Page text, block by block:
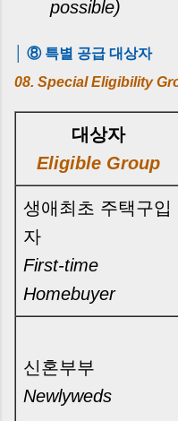
possible)
│ ⑧ 특별 공급 대상자
08. Special Eligibility
대상자
Eligible Group
생애최초 주택구입
자
First-time
Homebuyer
신혼부부
Newlyweds